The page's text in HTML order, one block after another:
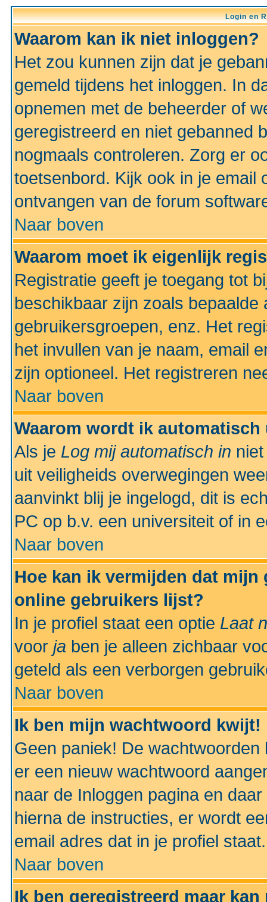
Login en
Waarom kan ik niet inloggen?
Het zou kunnen zijn dat je
gemeld tijdens het inloggen. In
opnemen met de beheerder of
geregistreerd en niet gebanned
nogmaals controleren. Zorg er
toetsenbord. Kijk ook in je email
ontvangen van de forum
Naar boven
Waarom moet ik eigenlijk
Registratie geeft je toegang tot
beschikbaar zijn zoals
gebruikersgroepen, enz. Het
het invullen van je naam, email
zijn optioneel. Het registreren
Naar boven
Waarom wordt ik
Als je Log mij automatisch in
uit veiligheids overwegingen
aanvinkt blij je ingelogd, dit is
PC op b.v. een universiteit of in
Naar boven
Hoe kan ik vermijden dat
online gebruikers lijst?
In je profiel staat een optie Laat
voor ja ben je alleen zichbaar
geteld als een verborgen
Naar boven
Ik ben mijn wachtwoord kwijt!
Geen paniek! De
er een nieuw wachtwoord
naar de Inloggen pagina en
hierna de instructies, er wordt
email adres dat in je profiel staat.
Naar boven
Ik ben geregistreerd maar